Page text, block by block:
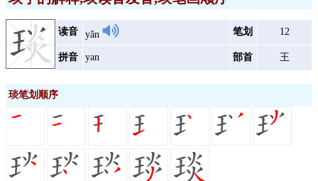
读音 yǎn 笔划 12
拼音 yan 部首 王
琰笔划顺序